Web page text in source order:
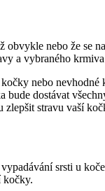
nebo že se
a vybraného
nebo
dostávat
stravu vaší
srsti u
kočky.